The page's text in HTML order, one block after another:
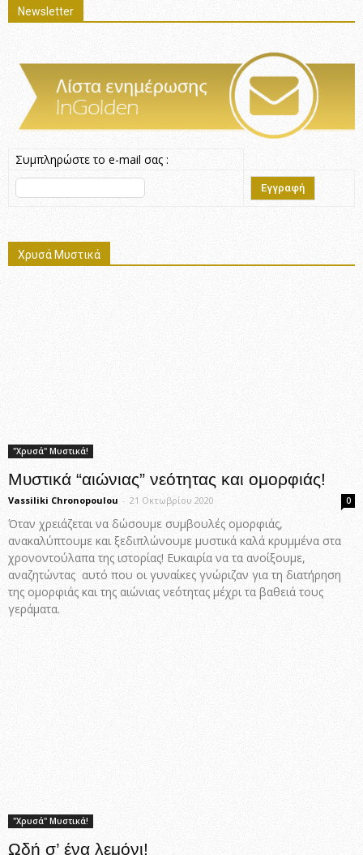
Newsletter
Συμπληρώστε το e-mail σας :
Χρυσά Μυστικά
"Χρυσά" Μυστικά!
Μυστικά “αιώνιας” νεότητας και ομορφιάς!
Vassiliki Chronopoulou - 21 Οκτωβρίου 2020 0
Όταν χρειάζεται να δώσουμε συμβουλές ομορφιάς,
ανακαλύπτουμε και ξεδιπλώνουμε μυστικά καλά κρυμμένα στα
χρονοντούλαπα της ιστορίας! Ευκαιρία να τα ανοίξουμε,
αναζητώντας αυτό που οι γυναίκες γνώριζαν για τη διατήρηση
της ομορφιάς και της αιώνιας νεότητας μέχρι τα βαθειά τους
γεράματα.
"Χρυσά" Μυστικά!
Ωδή σ’ ένα λεμόνι!